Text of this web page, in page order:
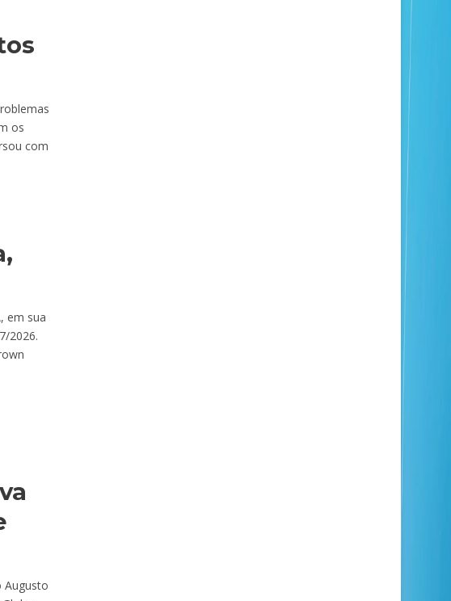
os
com
em sua
2026.
Augusto